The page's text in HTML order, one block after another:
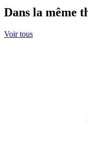
Dans la même
Voir tous